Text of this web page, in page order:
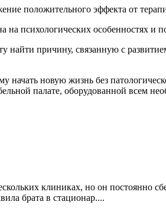
положительного эффекта от
психологических особенностях и
причину, связанную с
новую жизнь без
палате, оборудованной всем
клиниках, но он постоянно
брата в стационар....